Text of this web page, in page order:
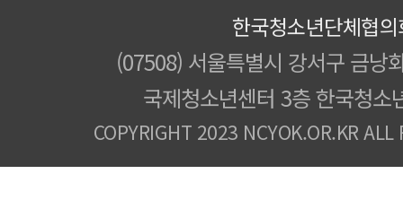
한국청소년단체협
(07508) 서울특별시 강서구 금낭
국제청소년센터 3층 한국청소
COPYRIGHT 2023 NCYOK.OR.KR ALL